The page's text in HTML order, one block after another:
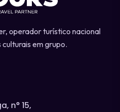
operador turístico nacional
em grupo.
n° 15,